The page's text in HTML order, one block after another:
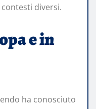
diversi.
e in
ha conosciuto